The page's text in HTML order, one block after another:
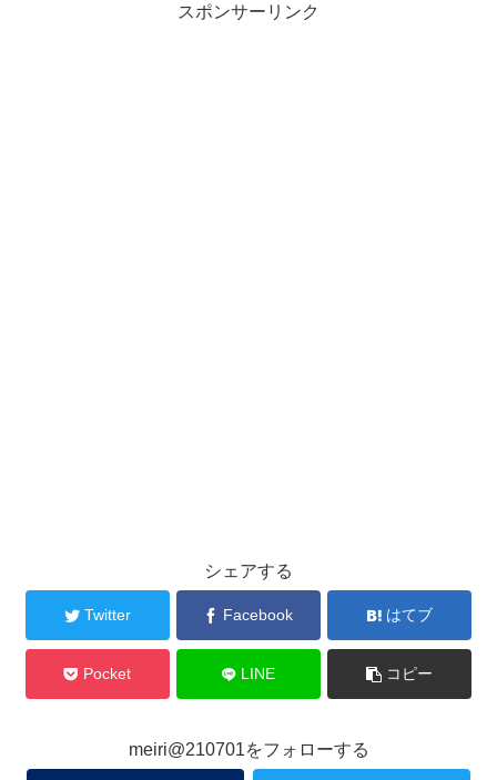
スポンサーリンク
シェアする
Twitter Facebook はてブ
Pocket LINE コピー
meiri@210701をフォローする